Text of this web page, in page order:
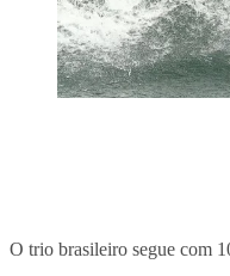
O trio brasileiro segue com